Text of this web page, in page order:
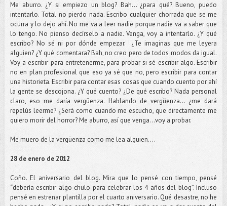
Me aburro. ¿Y si empiezo un blog? Bah... ¿para qué? Bueno, puedo
intentarlo. Total no pierdo nada. Escribo cualquier chorrada que se me
ocurra y lo dejo ahí. No me va a leer nadie porque nadie va a saber que
lo tengo. No pienso decírselo a nadie. Venga, voy a intentarlo. ¿Y qué
escribo? No sé ni por dónde empezar. ¿Te imaginas que me leyera
alguien? ¿Y qué comentara? Bah, no creo pero de todos modos da igual.
Voy a escribir para entretenerme, para probar si sé escribir algo. Escribir
no en plan profesional que eso ya sé que no, pero escribir para contar
una historieta. Escribir para contar esas cosas que cuando cuento por ahí
la gente se descojona. ¿Y qué cuento? ¿De qué escribo? Nada personal
claro, eso me daría vergüenza. Hablando de vergüenza... ¿me dará
repelús leerme? ¿Será como cuando me escucho, que directamente me
quiero morir del horror? Me aburro, así que venga...voy a probar.
Me muero de la vergüenza como me lea alguien....
28 de enero de 2012
Coño. El aniversario del blog. Mira que lo pensé con tiempo, pensé
“debería escribir algo chulo para celebrar los 4 años del blog”. Incluso
pensé en estrenar plantilla por el cuarto aniversario. Qué desastre, no he